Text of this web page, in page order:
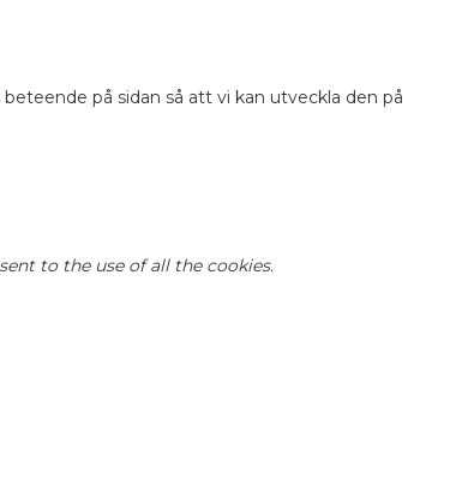
på sidan så att vi kan utveckla den på
to the use of all the cookies.